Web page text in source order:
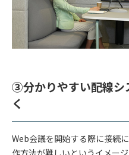
③分かりやすい配線シ
く
Web会議を開始する際に接続